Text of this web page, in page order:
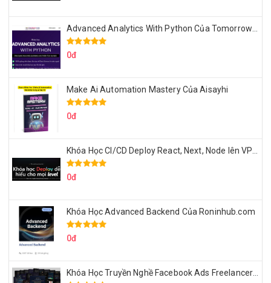
Advanced Analytics With Python Của Tomorrow Marketers
0đ
Make Ai Automation Mastery Của Aisayhi
0đ
Khóa Học CI/CD Deploy React, Next, Node lên VPS Dư Thanh Được
0đ
Khóa Học Advanced Backend Của Roninhub.com
0đ
Khóa Học Truyền Nghề Facebook Ads Freelancer 102 Của Quý Tộc